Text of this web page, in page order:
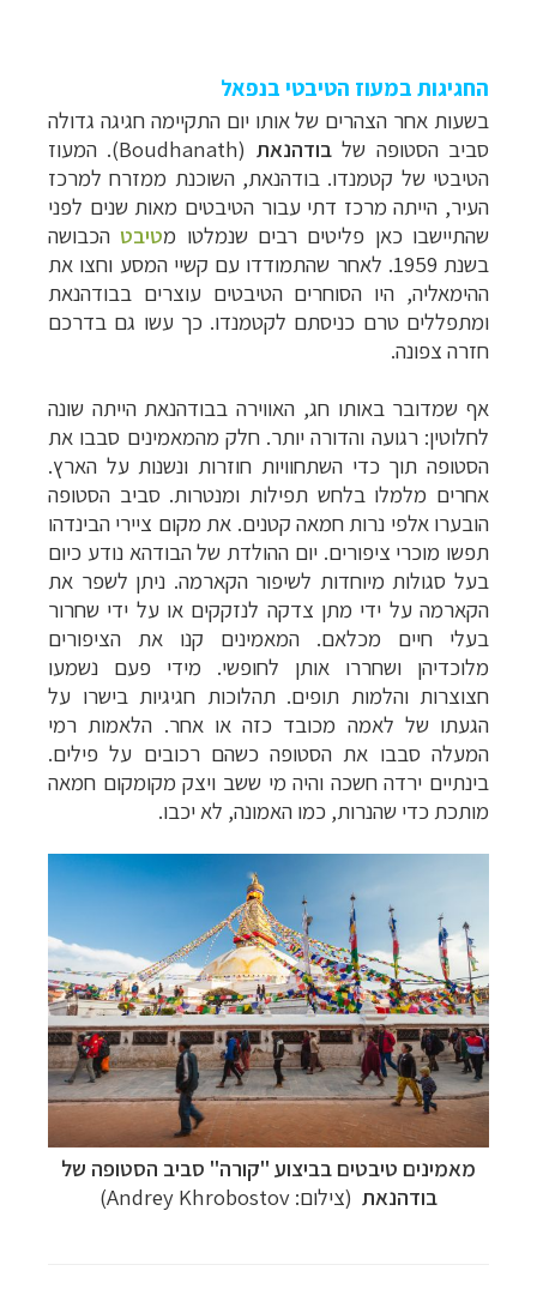
החגיגות במעוז הטיבטי בנפאל
בשעות אחר הצהרים של אותו יום התקיימה חגיגה גדולה
סביב הסטופה שלבודהנאת (
Boudhanath). המעוז
הטיבטי של קטמנדו. בודהנאת, השוכנת ממזרח למרכז
העיר, הייתה מרכז דתי עבור הטיבטים מאות שנים לפני
שהתיישבו כאן פליטים רבים שנמלטו מטיבטהכבושה
בשנת 1959.
לאחר שהתמודדו עם קשיי המסע וחצו את
ההימאליה, היו הסוחרים הטיבטים עוצרים בבודהנאת
ומתפללים טרם כניסתם לקטמנדו. כך עשו גם בדרכם
חזרה צפונה.
אף שמדובר באותו חג, האווירה בבודהנאת הייתה שונה
לחלוטין: רגועה והדורה יותר. חלק מהמאמינים סבבו את
הסטופה תוך כדי השתחוויות חוזרות ונשנות על הארץ.
אחרים מלמלו בלחש תפילותומנטרות. סביב הסטופה
הובערו אלפי נרות חמאה קטנים. את מקום ציירי הבינדהו
תפשו מוכרי ציפורים. יום ההולדת של הבודהא נודע כיום
בעל סגולות מיוחדות לשיפור הקארמה. ניתן לשפר את
הקארמה על ידי מתן צדקה לנזקקים או על ידי שחרור
בעלי חיים מכלאם. המאמינים קנו את הציפורים
מלוכדיהן ושחררו אותן לחופשי. מידי פעם נשמעו
חצוצרות והלמות תופים. תהלוכות חגיגיות בישרו על
הגעתו של לאמה מכובד כזה או אחר. הלאמות רמי
המעלה סבבו את הסטופה כשהם רכובים על פילים.
בינתיים ירדה חשכה והיה מי ששב ויצק מקומקום חמאה
מותכת כדי שהנרות, כמו האמונה, לא יכבו.
מאמינים טיבטים בביצוע "קורה" סביב הסטופה של
בודהנאת (צילום: Andrey Khrobostov)